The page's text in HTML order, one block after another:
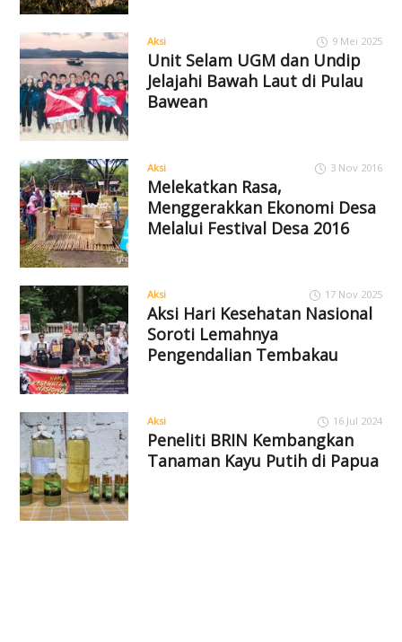
Aksi 9 Mei 2025
Unit Selam UGM dan Undip
Jelajahi Bawah Laut di Pulau
Bawean
Aksi 3 Nov 2016
Melekatkan Rasa,
Menggerakkan Ekonomi Desa
Melalui Festival Desa 2016
Aksi 17 Nov 2025
Aksi Hari Kesehatan Nasional
Soroti Lemahnya
Pengendalian Tembakau
Aksi 16 Jul 2024
Peneliti BRIN Kembangkan
Tanaman Kayu Putih di Papua